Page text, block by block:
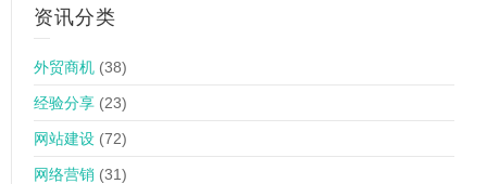
资讯分类
外贸商机 (38)
经验分享 (23)
网站建设 (72)
网络营销 (31)